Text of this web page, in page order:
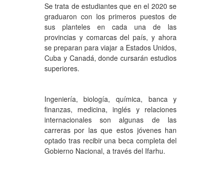
Se trata de estudiantes que en el 2020 se
graduaron con los primeros puestos de
sus planteles en cada una de las
provincias y comarcas del país, y ahora
se preparan para viajar a Estados Unidos,
Cuba y Canadá, donde cursarán estudios
superiores.
Ingeniería, biología, química, banca y
finanzas, medicina, inglés y relaciones
internacionales son algunas de las
carreras por las que estos jóvenes han
optado tras recibir una beca completa del
Gobierno Nacional, a través del Ifarhu.